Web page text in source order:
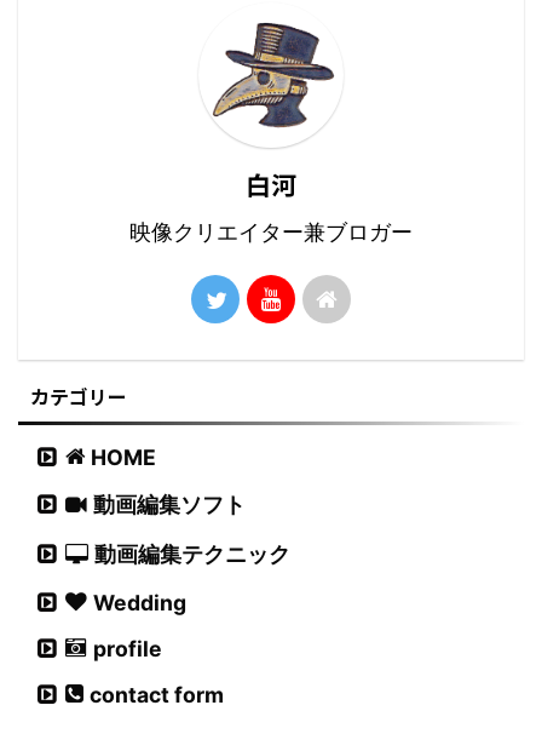
白河
映像クリエイター兼ブロガー
カテゴリー
HOME
動画編集ソフト
動画編集テクニック
Wedding
profile
contact form